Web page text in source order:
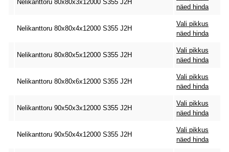
Nelikanttoru 80x80x3x12000 S355 J2H
näed hinda
Nelikanttoru 80x80x4x12000 S355 J2H
Vali pikkus
näed hinda
Nelikanttoru 80x80x5x12000 S355 J2H
Vali pikkus
näed hinda
Nelikanttoru 80x80x6x12000 S355 J2H
Vali pikkus
näed hinda
Nelikanttoru 90x50x3x12000 S355 J2H
Vali pikkus
näed hinda
Nelikanttoru 90x50x4x12000 S355 J2H
Vali pikkus
näed hinda